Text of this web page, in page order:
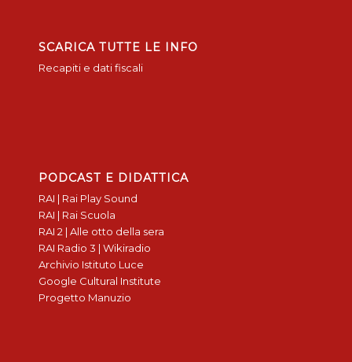
SCARICA TUTTE LE INFO
Recapiti e dati fiscali
PODCAST E DIDATTICA
RAI | Rai Play Sound
RAI | Rai Scuola
RAI 2 | Alle otto della sera
RAI Radio 3 | Wikiradio
Archivio Istituto Luce
Google Cultural Institute
Progetto Manuzio